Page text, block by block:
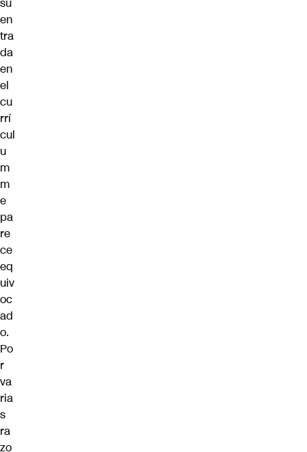
en
tra
da
en
el
cu
rrí
cul
u
m
m
e
pa
re
ce
eq
uiv
oc
ad
o.
Po
r
va
ria
s
ra
zo